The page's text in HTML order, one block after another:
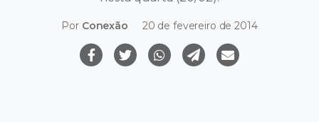
Por Conexão 20 de fevereiro de 2014